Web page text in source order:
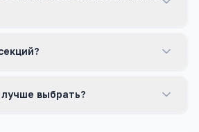
выбрать?